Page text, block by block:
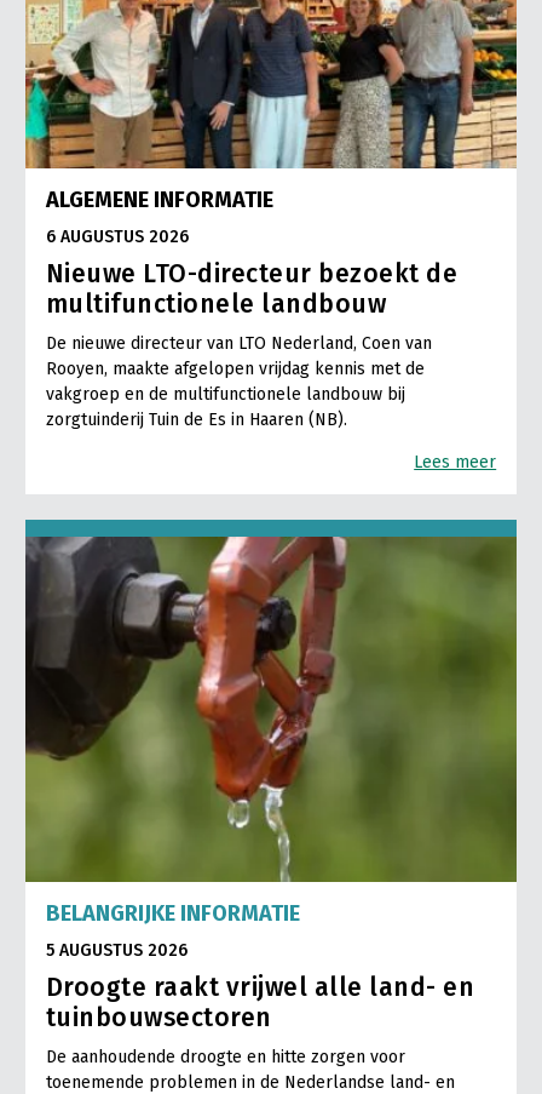
ALGEMENE INFORMATIE
6 AUGUSTUS 2026
Nieuwe LTO-directeur bezoekt de
multifunctionele landbouw
De nieuwe directeur van LTO Nederland, Coen van
Rooyen, maakte afgelopen vrijdag kennis met de
vakgroep en de multifunctionele landbouw bij
zorgtuinderij Tuin de Es in Haaren (NB).
Lees meer
BELANGRIJKE INFORMATIE
5 AUGUSTUS 2026
Droogte raakt vrijwel alle land- en
tuinbouwsectoren
De aanhoudende droogte en hitte zorgen voor
toenemende problemen in de Nederlandse land- en